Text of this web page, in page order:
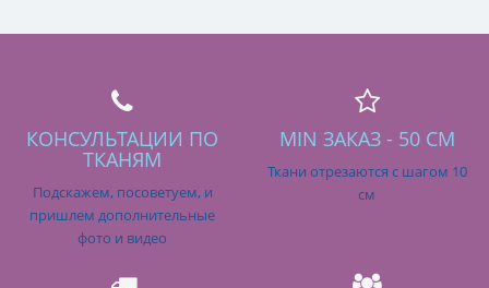
КОНСУЛЬТАЦИИ ПО
ТКАНЯМ
Подскажем, посоветуем, и
пришлем дополнительные
фото и видео
MIN ЗАКАЗ - 50 СМ
Ткани отрезаются с шагом 10
см